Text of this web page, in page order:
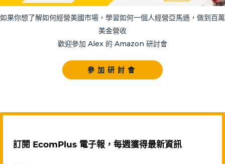
如果你想了解如何經營美國市場，學習如何一個人經營亞馬遜，做到百萬
美金營收
歡迎參加 Alex 的 Amazon 研討會
參加研討會
訂閱 EcomPlus 電子報，每週獲得最新資訊